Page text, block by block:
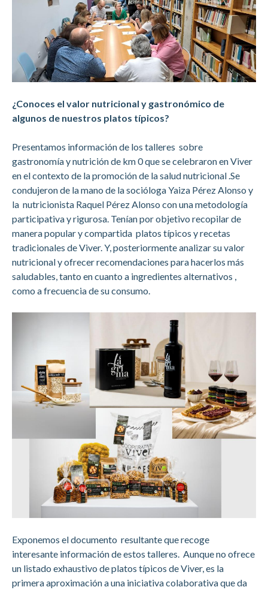
¿Conoces el valor nutricional y gastronómico de
algunos de nuestros platos típicos?
Presentamos información de los talleres sobre
gastronomía y nutrición de km 0 que se celebraron en Viver
en el contexto de la promoción de la salud nutricional .Se
condujeron de la mano de la socióloga Yaiza Pérez Alonso y
la nutricionista Raquel Pérez Alonso con una metodología
participativa y rigurosa. Tenían por objetivo recopilar de
manera popular y compartida platos típicos y recetas
tradicionales de Viver. Y, posteriormente analizar su valor
nutricional y ofrecer recomendaciones para hacerlos más
saludables, tanto en cuanto a ingredientes alternativos ,
como a frecuencia de su consumo.
Exponemos el documento resultante que recoge
interesante información de estos talleres. Aunque no ofrece
un listado exhaustivo de platos típicos de Viver, es la
primera aproximación a una iniciativa colaborativa que da